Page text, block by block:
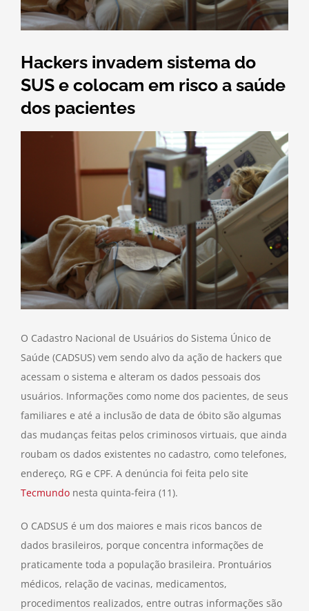
Hackers invadem sistema do
SUS e colocam em risco a saúde
dos pacientes
O Cadastro Nacional de Usuários do Sistema Único de
Saúde (CADSUS) vem sendo alvo da ação de hackers que
acessam o sistema e alteram os dados pessoais dos
usuários. Informações como nome dos pacientes, de seus
familiares e até a inclusão de data de óbito são algumas
das mudanças feitas pelos criminosos virtuais, que ainda
roubam os dados existentes no cadastro, como telefones,
endereço, RG e CPF. A denúncia foi feita pelo site
Tecmundo nesta quinta-feira (11).
O CADSUS é um dos maiores e mais ricos bancos de
dados brasileiros, porque concentra informações de
praticamente toda a população brasileira. Prontuários
médicos, relação de vacinas, medicamentos,
procedimentos realizados, entre outras informações são